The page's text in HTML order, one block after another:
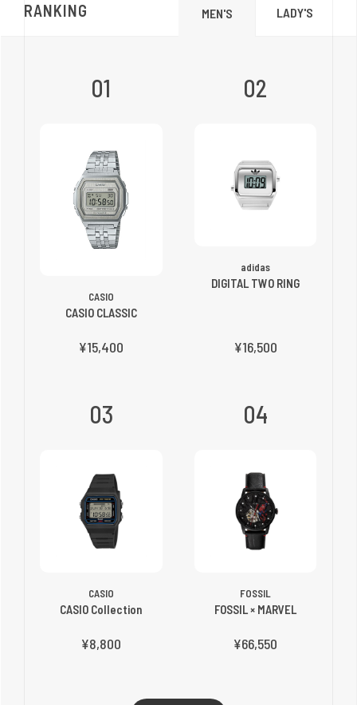
RANKING MEN'S LADY'S
01
CASIO
CASIO CLASSIC
¥15,400
02
adidas
DIGITAL TWO RING
¥16,500
03
CASIO
CASIO Collection
¥8,800
04
FOSSIL
FOSSIL × MARVEL
¥66,550